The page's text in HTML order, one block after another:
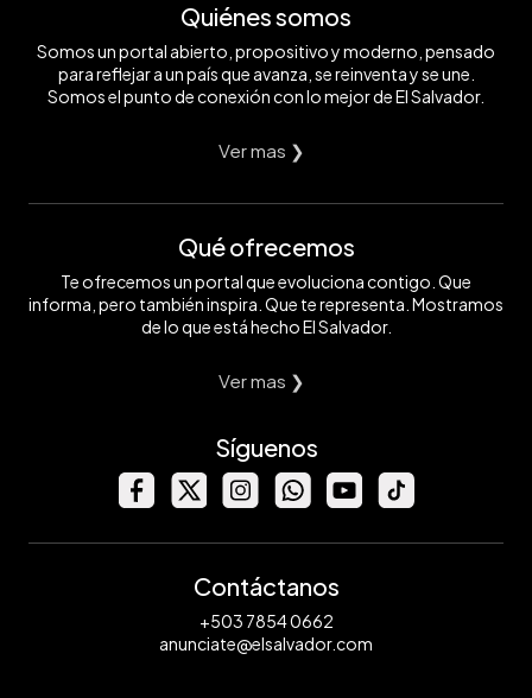
Quiénes somos
Somos un portal abierto, propositivo y moderno, pensado
para reflejar a un país que avanza, se reinventa y se une.
Somos el punto de conexión con lo mejor de El Salvador.
Ver mas ❯
Qué ofrecemos
Te ofrecemos un portal que evoluciona contigo. Que
informa, pero también inspira. Que te representa. Mostramos
de lo que está hecho El Salvador.
Ver mas ❯
Síguenos
Contáctanos
+503 7854 0662
anunciate@elsalvador.com